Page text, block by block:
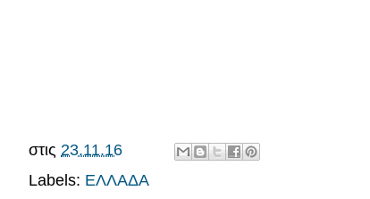
στις 23.11.16
Labels: ΕΛΛΑΔΑ